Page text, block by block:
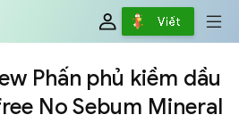
Viết
Review
Phấn phủ kiềm dầu
No Sebum Mineral